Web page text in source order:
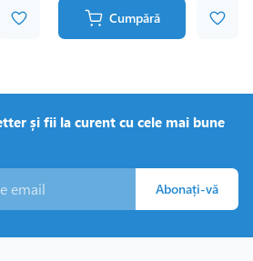
Cumpără
și fii la curent cu cele mai bune
Abonați-vă